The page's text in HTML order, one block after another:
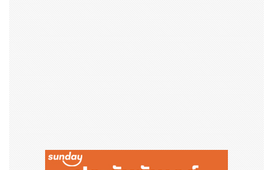
ปกรณ์มือถือ ผู้รับชำระเงิน (เช่น ผู้ให้บริการรับชำระเงินผ่านบั
ตร) และผู้ให้บริการระบบรวบรวมการชำระเงิน
ศูนย์ออกบัตรของธนาคาร Industrial and Commercial
Bank of China (ICBC) ได้ร่วมมืออย่างใกล้ชิดกับยูเนี่ยนเพ
ย์มาอย่างยาวนาน และในเดือนพฤศจิกายน 2568 ได้กลายเป็
นธนาคารแห่งแรกที่ออกบัตรยูเนี่ยนเพย์แบบหลายสกุลเงินใ
นประเทศตุรกี นอกจากนี้ ภายใต้โครงการเชื่อมโยงการชำระเงิ
นผ่าน QR ระหว่างจีนกับเวียดนาม ทั้งสององค์กรยังได้เปิดรั
บ QR code ของร้านค้าซึ่งกันและกัน ซึ่งสะท้อนให้เห็นถึงบท